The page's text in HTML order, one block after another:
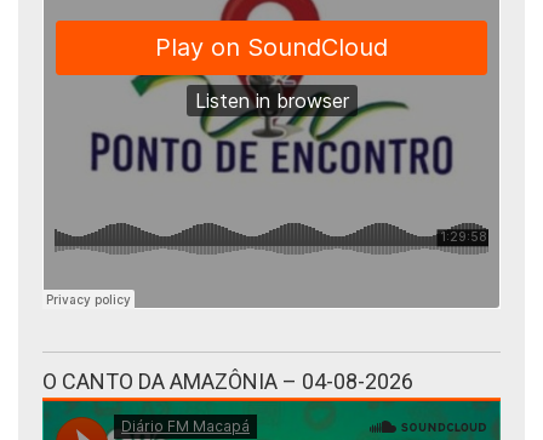
O CANTO DA AMAZÔNIA – 04-08-2026